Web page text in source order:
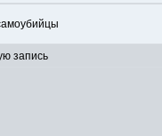
запись